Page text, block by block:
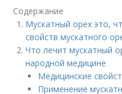
Содержание
Мускатный орех это,
свойств мускатного
Что лечит мускатный
народной медицине
Медицинские
Применение